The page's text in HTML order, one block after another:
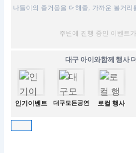
나들이의 즐거움을 더해줄, 가까운 볼거리
주변에 진행 중인 이벤트
대구 아이와함께 행사
인기이벤트 대구모든공연 로컬 행사